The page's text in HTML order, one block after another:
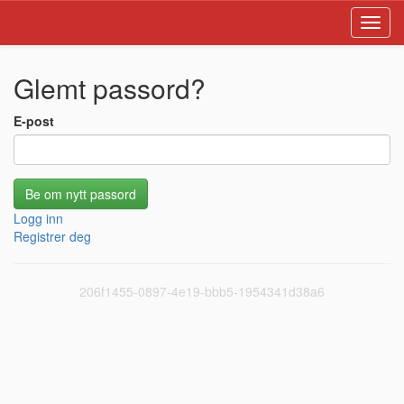
Glemt passord?
E-post
Logg inn
Registrer deg
206f1455-0897-4e19-bbb5-1954341d38a6